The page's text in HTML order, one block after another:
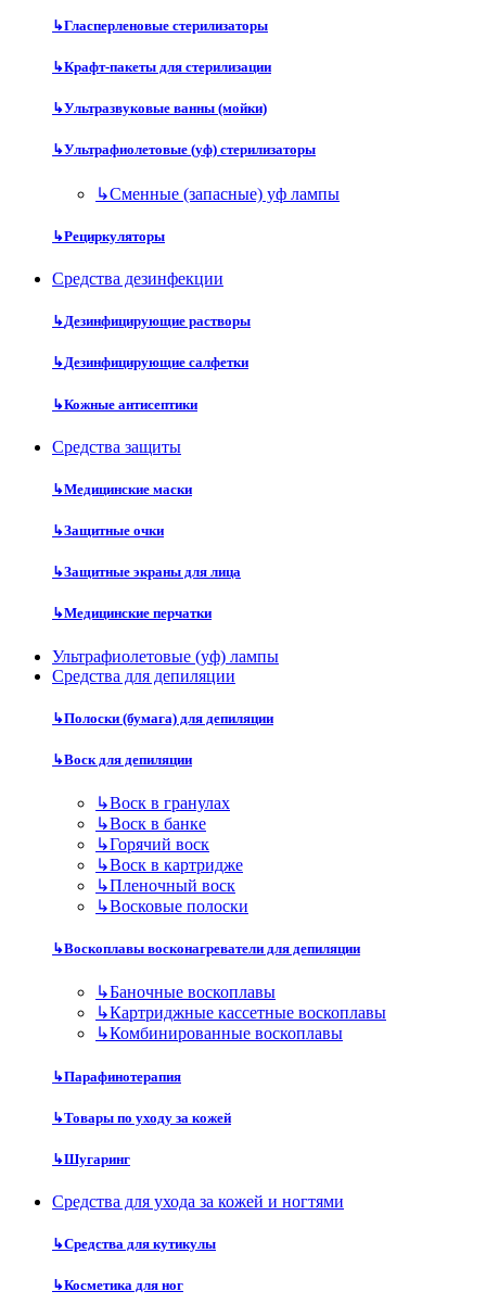
↳Гласперленовые стерилизаторы
↳Крафт-пакеты для стерилизации
↳Ультразвуковые ванны (мойки)
↳Ультрафиолетовые (уф) стерилизаторы
↳Сменные (запасные) уф лампы
↳Рециркуляторы
Средства дезинфекции
↳Дезинфицирующие растворы
↳Дезинфицирующие салфетки
↳Кожные антисептики
Средства защиты
↳Медицинские маски
↳Защитные очки
↳Защитные экраны для лица
↳Медицинские перчатки
Ультрафиолетовые (уф) лампы
Средства для депиляции
↳Полоски (бумага) для депиляции
↳Воск для депиляции
↳Воск в гранулах
↳Воск в банке
↳Горячий воск
↳Воск в картридже
↳Пленочный воск
↳Восковые полоски
↳Воскоплавы восконагреватели для депиляции
↳Баночные воскоплавы
↳Картриджные кассетные воскоплавы
↳Комбинированные воскоплавы
↳Парафинотерапия
↳Товары по уходу за кожей
↳Шугаринг
Средства для ухода за кожей и ногтями
↳Средства для кутикулы
↳Косметика для ног